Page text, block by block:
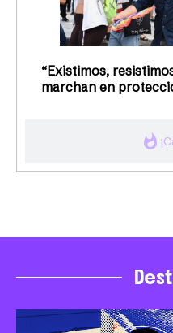
whatshot
“Existimos,
marchan en